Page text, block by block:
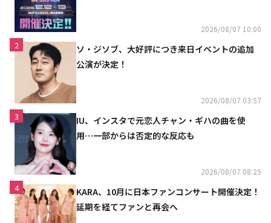
2026/08/07 10:00
2
ソ・ジソブ、大好評につき来日イベントの追加
公演が決定！
2026/08/07 03:57
3
IU、インスタで元恋人チャン・ギハの曲を使
用…一部からは否定的な反応も
2026/08/07 08:25
4
KARA、10月に日本ファンコンサート開催決定！
延期を経てファンと再会へ